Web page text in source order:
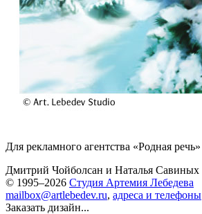
Для рекламного агентства «Родная речь»
Дмитрий Чойболсан и Наталья Савиных
© 1995–2026 Студия Артемия Лебедева
mailbox@artlebedev.ru, адреса и телефоны
Заказать дизайн...